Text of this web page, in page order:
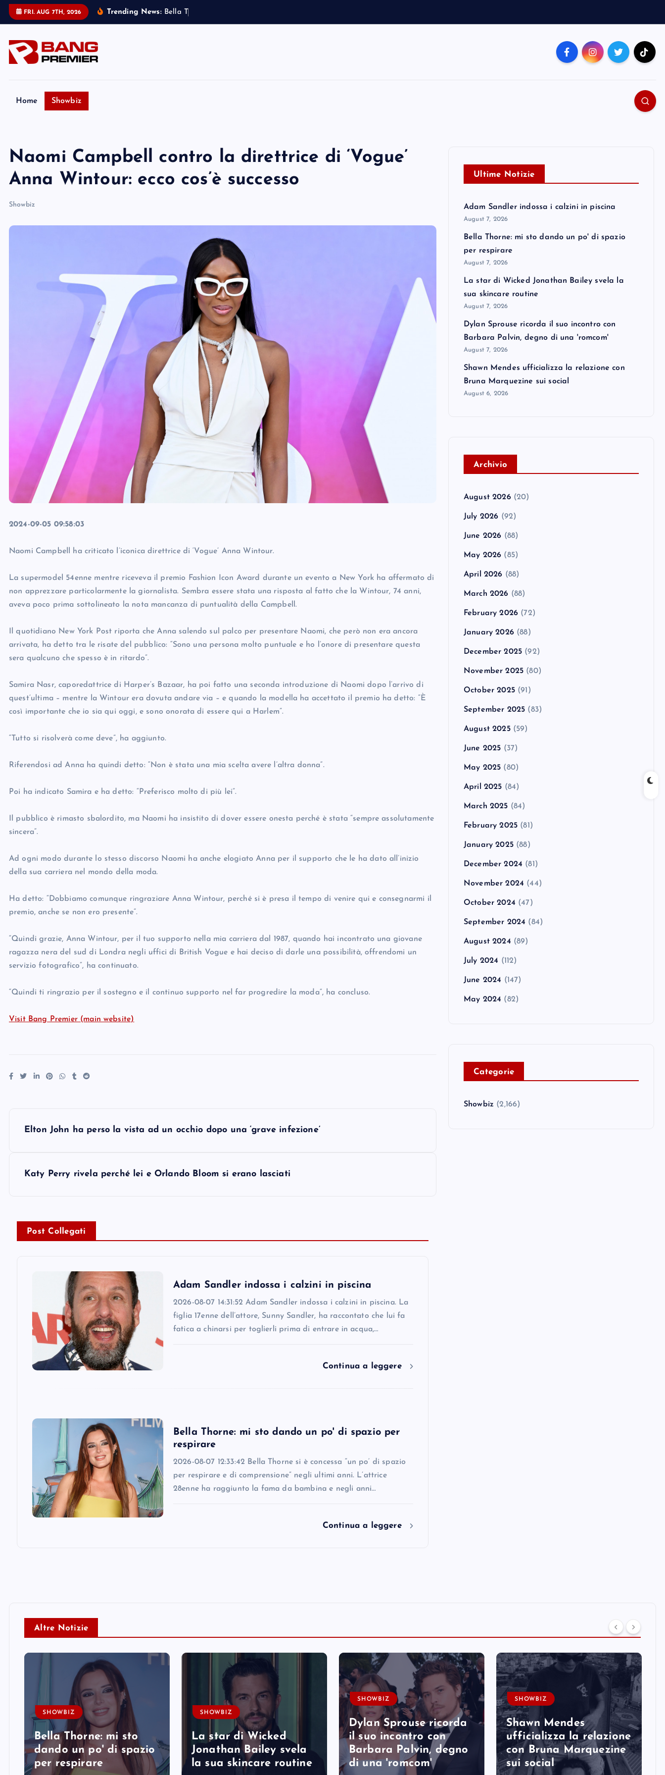
FRI. AUG 7TH, 2026 Trending News: Be a T
Home Showbiz
Naomi Campbell contro la direttrice di ‘Vogue’
Anna Wintour: ecco cos’è successo
Showbiz
2024-09-05 09:58:03
Naomi Campbell ha criticato l’iconica direttrice di ‘Vogue’ Anna Wintour.
La supermodel 54enne mentre riceveva il premio Fashion Icon Award durante un evento a New York ha affermato di
non apprezzare particolarmente la giornalista. Sembra essere stata una risposta al fatto che la Wintour, 74 anni,
aveva poco prima sottolineato la nota mancanza di puntualità della Campbell.
Il quotidiano New York Post riporta che Anna salendo sul palco per presentare Naomi, che però non era ancora
arrivata, ha detto tra le risate del pubblico: “Sono una persona molto puntuale e ho l’onore di presentare questa
sera qualcuno che spesso è in ritardo”.
Samira Nasr, caporedattrice di Harper’s Bazaar, ha poi fatto una seconda introduzione di Naomi dopo l’arrivo di
quest’ultima – mentre la Wintour era dovuta andare via – e quando la modella ha accettato il premio ha detto: “È
così importante che io sia qui oggi, e sono onorata di essere qui a Harlem”.
“Tutto si risolverà come deve”, ha aggiunto.
Riferendosi ad Anna ha quindi detto: “Non è stata una mia scelta avere l’altra donna”.
Poi ha indicato Samira e ha detto: “Preferisco molto di più lei”.
Il pubblico è rimasto sbalordito, ma Naomi ha insistito di dover essere onesta perché è stata “sempre assolutamente
sincera”.
Ad ogni modo durante lo stesso discorso Naomi ha anche elogiato Anna per il supporto che le ha dato all’inizio
della sua carriera nel mondo della moda.
Ha detto: “Dobbiamo comunque ringraziare Anna Wintour, perché si è presa il tempo di venire qui e consegnarmi il
premio, anche se non ero presente”.
“Quindi grazie, Anna Wintour, per il tuo supporto nella mia carriera dal 1987, quando hai incontrato una giovane
ragazza nera del sud di Londra negli uffici di British Vogue e hai deciso di darle una possibilità, offrendomi un
servizio fotografico”, ha continuato.
“Quindi ti ringrazio per il sostegno e il continuo supporto nel far progredire la moda”, ha concluso.
Visit Bang Premier (main website)
Elton John ha perso la vista ad un occhio dopo una ‘grave infezione’
Katy Perry rivela perché lei e Orlando Bloom si erano lasciati
Post Collegati
Adam Sandler indossa i calzini in piscina
2026-08-07 14:31:52 Adam Sandler indossa i calzini in piscina. La
figlia 17enne dell’attore, Sunny Sandler, ha raccontato che lui fa
fatica a chinarsi per toglierli prima di entrare in acqua,…
Continua a leggere
Bella Thorne: mi sto dando un po' di spazio per
respirare
2026-08-07 12:33:42 Bella Thorne si è concessa “un po’ di spazio
per respirare e di comprensione” negli ultimi anni. L’attrice
28enne ha raggiunto la fama da bambina e negli anni…
Continua a leggere
Ultime Notizie
Adam Sandler indossa i calzini in piscina
August 7, 2026
Bella Thorne: mi sto dando un po' di spazio
per respirare
August 7, 2026
La star di Wicked Jonathan Bailey svela la
sua skincare routine
August 7, 2026
Dylan Sprouse ricorda il suo incontro con
Barbara Palvin, degno di una 'romcom'
August 7, 2026
Shawn Mendes ufficializza la relazione con
Bruna Marquezine sui social
August 6, 2026
Archivio
August 2026(20)
July 2026 (92)
June 2026 (88)
May 2026 (85)
April 2026 (88)
March 2026 (88)
February 2026 (72)
January 2026(88)
December 2025 (92)
November 2025 (80)
October 2025(91)
September 2025 (83)
August 2025(59)
June 2025 (37)
May 2025 (80)
April 2025 (84)
March 2025 (84)
February 2025 (81)
January 2025(88)
December 2024 (81)
November 2024 (44)
October 2024 (47)
September 2024 (84)
August 2024 (89)
July 2024 (112)
June 2024 (147)
May 2024 (82)
Categorie
Showbiz (2,166)
Altre Notizie
SHOWBIZ
Bella Thorne: mi sto
dando un po' di spazio
per respirare
SHOWBIZ
La star di Wicked
Jonathan Bailey svela
la sua skincare routine
SHOWBIZ
Dylan Sprouse ricorda
il suo incontro con
Barbara Palvin, degno
di una 'romcom'
SHOWBIZ
Shawn Mendes
ufficializza la relazione
con Bruna Marquezine
sui social